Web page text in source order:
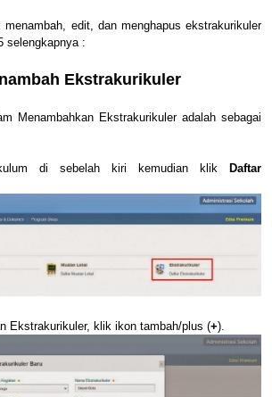
menambah, edit, dan menghapus ekstrakurikuler
selengkapnya :
Ekstrakurikuler
Menambahkan Ekstrakurikuler adalah sebagai
di sebelah kiri kemudian klik
Daftar
Ekstrakurikuler, klik ikon tambah/plus (+).